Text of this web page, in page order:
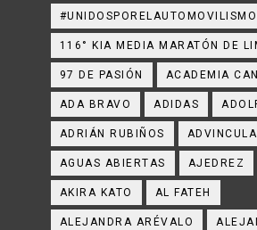
116° KIA MEDIA MARATÓN DE
97 DE PASIÓN ACADEMIA
ADA BRAVO ADIDAS
ADRIÁN RUBIÑOS ADVINCULA
AGUAS ABIERTAS AJEDREZ
AKIRA KATO AL FATEH
ALEJANDRA ARÉVALO